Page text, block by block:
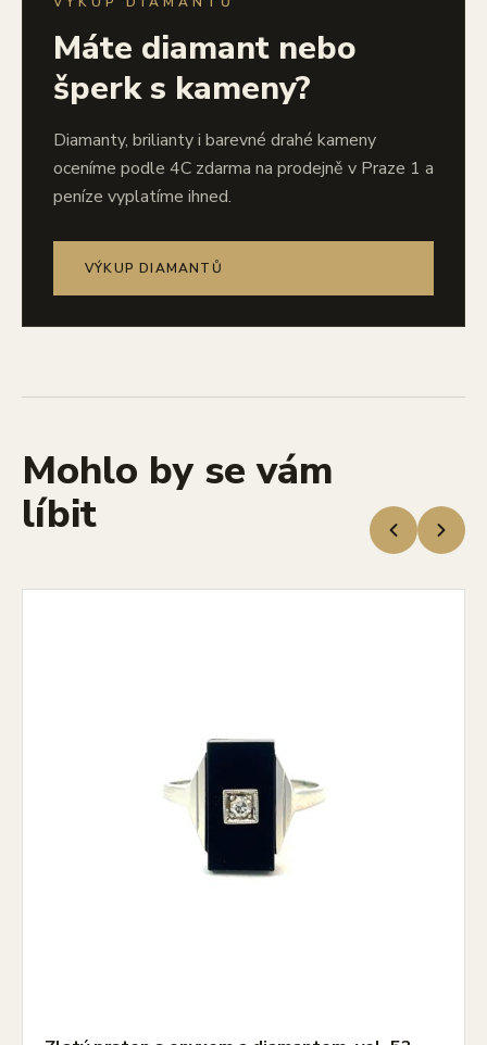
Máte diamant nebo
šperk s kameny?
Diamanty, brilianty i barevné drahé kameny
oceníme podle 4C zdarma na prodejně v Praze 1 a
peníze vyplatíme ihned.
VÝKUP DIAMANTŮ
Mohlo by se vám
líbit